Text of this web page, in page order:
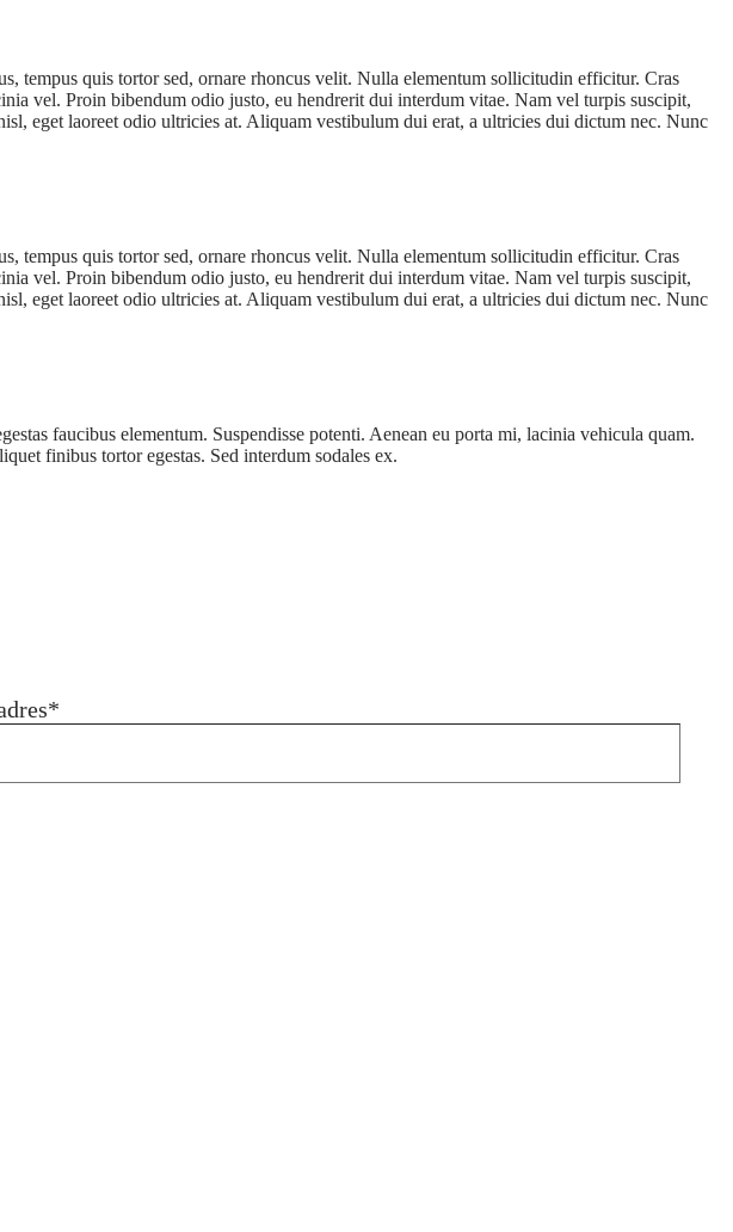
tempus quis tortor sed, ornare rhoncus velit. Nulla elementum sollicitudin efficitur. Cras
vel. Proin bibendum odio justo, eu hendrerit dui interdum vitae. Nam vel turpis suscipit,
eget laoreet odio ultricies at. Aliquam vestibulum dui erat, a ultricies dui dictum nec. Nunc
tempus quis tortor sed, ornare rhoncus velit. Nulla elementum sollicitudin efficitur. Cras
vel. Proin bibendum odio justo, eu hendrerit dui interdum vitae. Nam vel turpis suscipit,
eget laoreet odio ultricies at. Aliquam vestibulum dui erat, a ultricies dui dictum nec. Nunc
faucibus elementum. Suspendisse potenti. Aenean eu porta mi, lacinia vehicula quam.
finibus tortor egestas. Sed interdum sodales ex.
*